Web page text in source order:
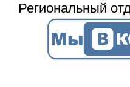
Региональный